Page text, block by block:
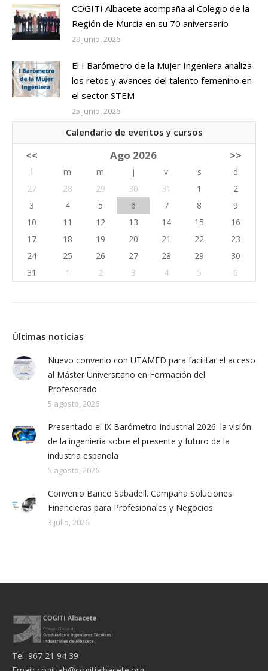
COGITI Albacete acompaña al Colegio de la
Región de Murcia en su 70 aniversario
29 junio, 2026
El I Barómetro de la Mujer Ingeniera analiza
los retos y avances del talento femenino en
el sector STEM
25 junio, 2026
Calendario de eventos y cursos
<< Ago 2026 >>
l m m j v s
d
27
28 29 30 31 1
2
3
4 5 6 7 8
9
10
11 12 13 14 15
16
17
18 19 20 21 22
23
24
25 26 27 28 29
30
31
1 2 3 4 5 6
Últimas noticias
Nuevo convenio con UTAMED para facilitar el acceso
al Máster Universitario en Formación del
Profesorado
5 agosto, 2026
Presentado el IX Barómetro Industrial 2026: la visión
de la ingeniería sobre el presente y futuro de la
industria española
5 agosto, 2026
Convenio Banco Sabadell. Campaña Soluciones
Financieras para Profesionales y Negocios.
3 julio, 2026
Tel: 967 21 94 39